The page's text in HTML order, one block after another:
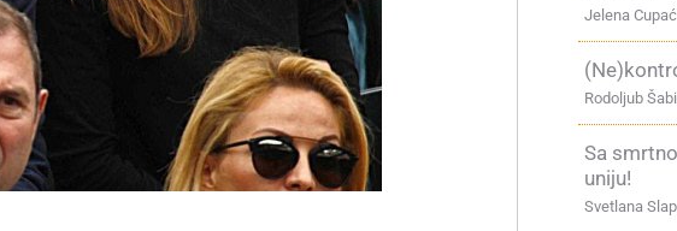
Jelena Cupać
Rodoljub
Sa
uniju!
Svetlana